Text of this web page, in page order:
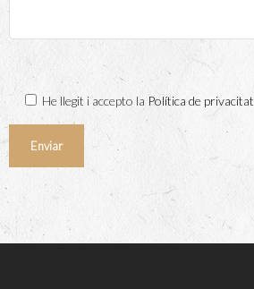
He llegit i accepto la Política de privacitat